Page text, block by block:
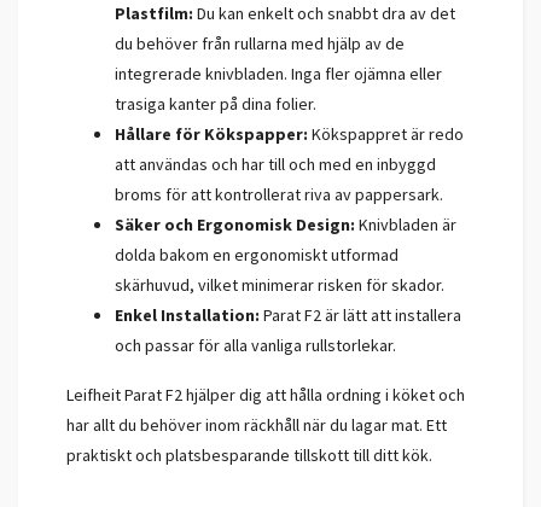
Plastfilm: Du kan enkelt och snabbt dra av det
du behöver från rullarna med hjälp av de
integrerade knivbladen. Inga fler ojämna eller
trasiga kanter på dina folier.
Hållare för Kökspapper: Kökspappret är redo
att användas och har till och med en inbyggd
broms för att kontrollerat riva av pappersark.
Säker och Ergonomisk Design: Knivbladen är
dolda bakom en ergonomiskt utformad
skärhuvud, vilket minimerar risken för skador.
Enkel Installation: Parat F2 är lätt att installera
och passar för alla vanliga rullstorlekar.
Leifheit Parat F2 hjälper dig att hålla ordning i köket och
har allt du behöver inom räckhåll när du lagar mat. Ett
praktiskt och platsbesparande tillskott till ditt kök.